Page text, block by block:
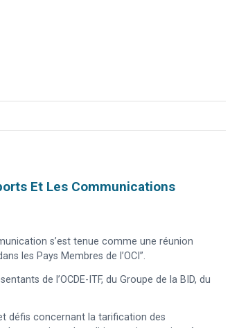
Et Les Communications
s’est tenue comme une réunion
les Pays Membres de l’OCI”.
de l’OCDE-ITF, du Groupe de la BID, du
défis concernant la tarification des